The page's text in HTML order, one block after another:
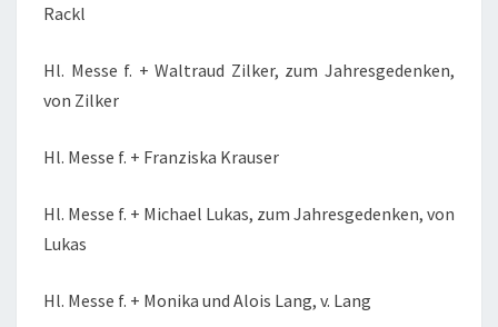
Rackl
Hl. Messe f. + Waltraud Zilker, zum Jahresgedenken,
von Zilker
Hl. Messe f. + Franziska Krauser
Hl. Messe f. + Michael Lukas, zum Jahresgedenken, von
Lukas
Hl. Messe f. + Monika und Alois Lang, v. Lang